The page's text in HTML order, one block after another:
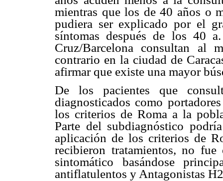
mientras que los de 40 años o
pudiera ser explicado por el
síntomas después de los 40
Cruz/Barcelona consultan al
contrario en la ciudad de
afirmar que existe una mayor
De los pacientes que
diagnosticados como
los criterios de Roma a la
Parte del subdiagnóstico
aplicación de los criterios de
recibieron tratamientos, no
sintomático basándose
antiflatulentos y Antagonistas